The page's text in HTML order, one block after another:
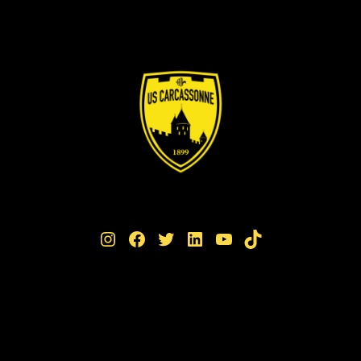
Instagram Facebook Twitter LinkedIn YouTube TikTok